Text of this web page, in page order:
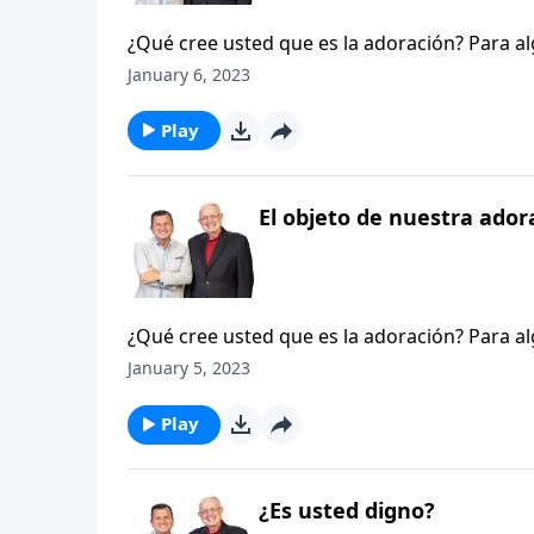
¿Qué cree usted que es la adoración? Para
los grandes himnos de la fe. Para otros
concierto al aire libre con un famoso grupo
pensamos en cuanto a la adoración se
January 6, 2023
Play
El objeto de nuestra
¿Qué cree usted que es la adoración? Para
los grandes himnos de la fe. Para otros
concierto al aire libre con un famoso grupo
pensamos en cuanto a la adoración se
January 5, 2023
Play
¿Es usted digno?